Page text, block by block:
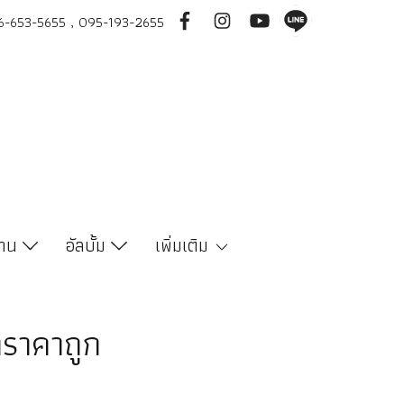
5655 , 095-193-2655
น อัลบั้ม เพิ่มเติม
าคาถูก